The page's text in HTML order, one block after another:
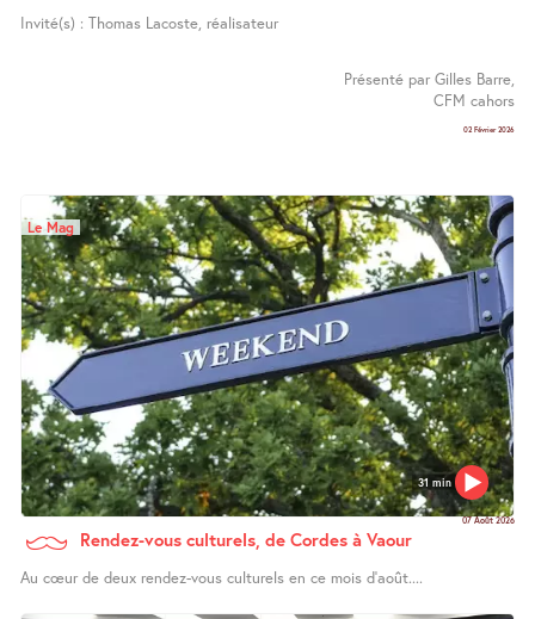
Invité(s) : Thomas Lacoste, réalisateur
Présenté par Gilles Barre,
CFM cahors
02 Février 2026
31 min
Le Mag
07 Août 2026
Rendez-vous culturels, de Cordes à Vaour
Au cœur de deux rendez-vous culturels en ce mois d’août....